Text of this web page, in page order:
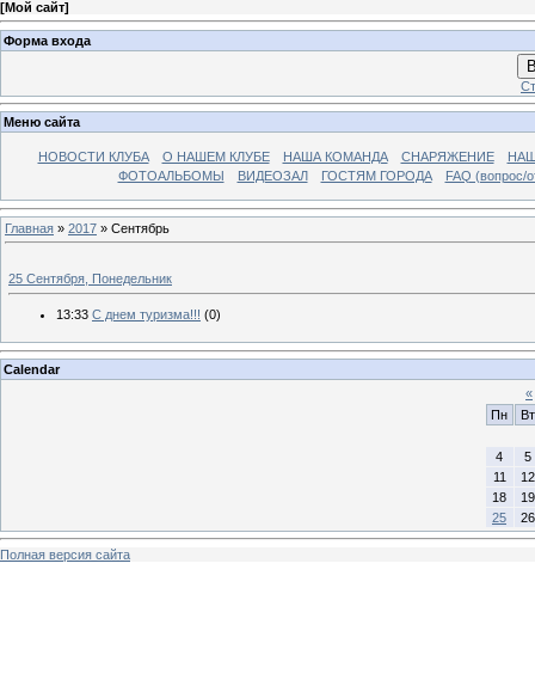
[Мой сайт]
Форма входа
Меню сайта
НОВОСТИ КЛУБА О НАШЕМ КЛУБЕ НАША КОМАНДА СНАРЯЖЕНИЕ
ФОТОАЛЬБОМЫ
ВИДЕОЗАЛ ГОСТЯМ ГОРОДА FAQ (вопрос/
Главная » 2017 » Сентябрь
25 Сентября, Понедельник
13:33 С днем туризма!!! (0)
Calendar
«
Пн
Вт
4
5
11
12
18
19
25
26
Полная версия сайта